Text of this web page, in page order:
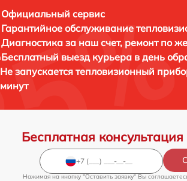
Официальный сервис
Гарантийное обслуживание
Диагностика за наш счет, ремонт по
Бесплатный выезд курьера в день
Не запускается тепловизионный
минут
Бесплатная
Нажимая на кнопку "Оставить заявку" Вы